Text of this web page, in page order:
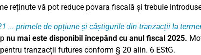
reținute vă pot reduce povara fiscală și trebuie
... primele de opțiune și câștigurile din tranzacții la
nu mai este disponibil începând cu anul fiscal 2025.
tranzacții futures conform § 20 alin. 6 EStG.